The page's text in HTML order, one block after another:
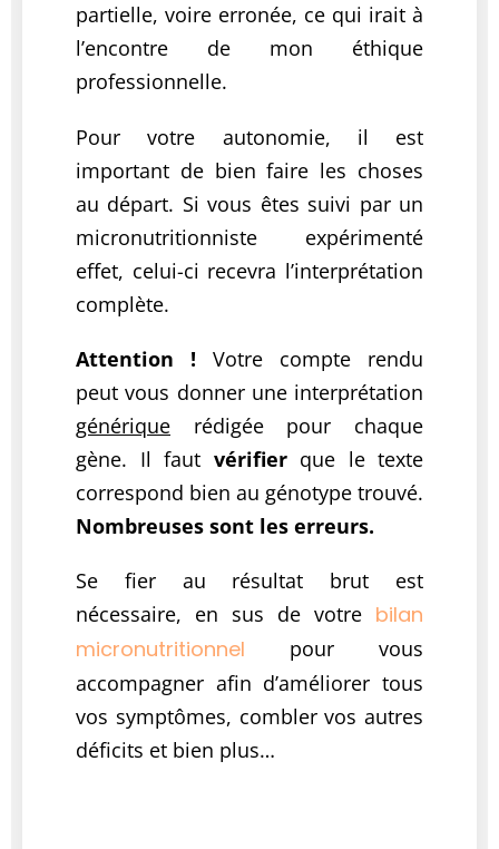
partielle, voire erronée, ce qui irait à
l’encontre de mon éthique
professionnelle.
Pour votre autonomie, il est
important de bien faire les choses
au départ. Si vous êtes suivi par un
micronutritionniste expérimenté
effet, celui-ci recevra l’interprétation
complète.
Attention ! Votre compte rendu
peut vous donner une interprétation
générique rédigée pour chaque
gène. Il faut vérifierque le texte
correspond bien au génotype trouvé.
Nombreuses sont les erreurs.
Se fier au résultat brut est
nécessaire, en sus de votre bilan
micronutritionnel pour vous
accompagner afin d’améliorer tous
vos symptômes, combler vos autres
déficits et bien plus…